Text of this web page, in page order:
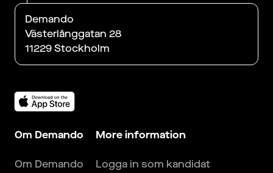
Demando
Västerlånggatan 28
11229 Stockholm
Om Demando
Om Demando
More information
Logga in som kandidat